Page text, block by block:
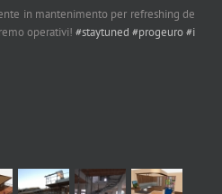
in mantenimento per refreshing de
operativi! #staytuned #progeuro#i